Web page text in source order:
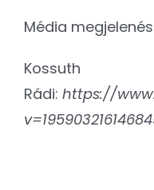
Média
Kossuth
Rádi: https://